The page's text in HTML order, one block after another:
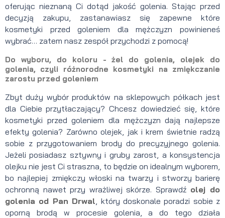
oferując nieznaną Ci dotąd jakość golenia. Stając przed
decyzją zakupu, zastanawiasz się zapewne które
kosmetyki przed goleniem dla mężczyzn powinieneś
wybrać… zatem nasz zespół przychodzi z pomocą!
Do wyboru, do koloru - żel do golenia, olejek do
golenia, czyli różnorodne kosmetyki na zmiękczanie
zarostu przed goleniem
Zbyt duży wybór produktów na sklepowych półkach jest
dla Ciebie przytłaczający? Chcesz dowiedzieć się, które
kosmetyki przed goleniem dla mężczyzn dają najlepsze
efekty golenia? Zarówno olejek, jak i krem świetnie radzą
sobie z przygotowaniem brody do precyzyjnego golenia.
Jeżeli posiadasz sztywny i gruby zarost, a konsystencja
olejku nie jest Ci straszna, to będzie on idealnym wyborem,
bo najlepiej zmiękczy włoski na twarzy i stworzy barierę
ochronną nawet przy wrażliwej skórze. Sprawdź olej do
golenia od Pan Drwal , który doskonale poradzi sobie z
oporną brodą w procesie golenia, a do tego działa